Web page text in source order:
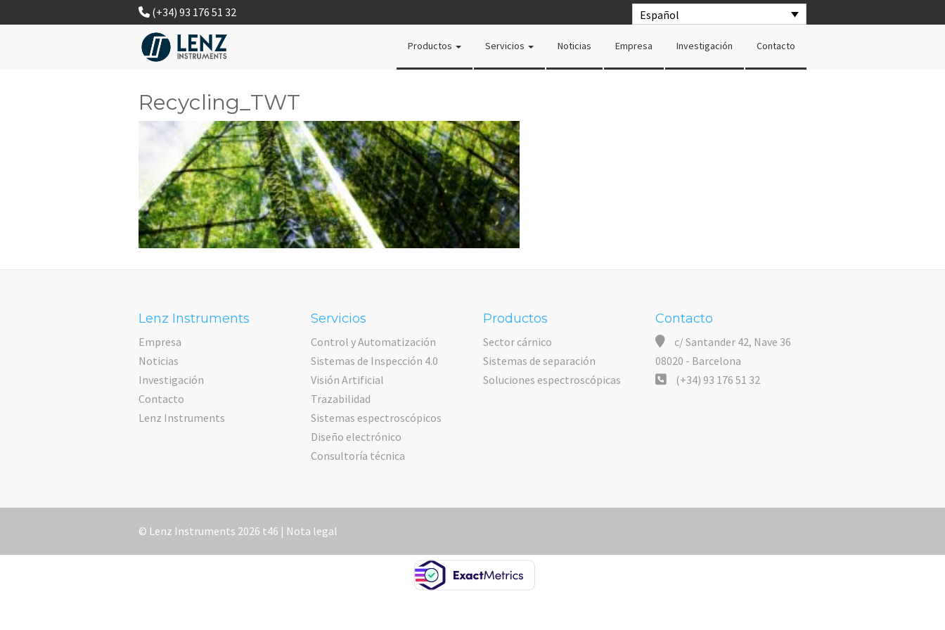
Español
(+34) 93 176 51 32
Productos Servicios Noticias Empresa Investigación Contacto
Recycling_TWT
Lenz Instruments
Empresa
Noticias
Investigación
Contacto
Lenz Instruments
Servicios
Control y Automatización
Sistemas de Inspección 4.0
Visión Artificial
Trazabilidad
Sistemas espectroscópicos
Diseño electrónico
Consultoría técnica
Productos
Sector cárnico
Sistemas de separación
Soluciones espectroscópicas
Contacto
c/ Santander 42, Nave 36
08020 - Barcelona
(+34) 93 176 51 32
© Lenz Instruments 2026 t46 | Nota legal